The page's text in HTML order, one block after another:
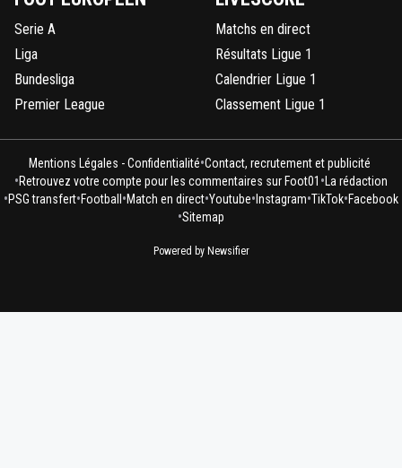
Serie A
Liga
Bundesliga
Premier League
Matchs en direct
Résultats Ligue 1
Calendrier Ligue 1
Classement Ligue 1
Mentions Légales - Confidentialité•Contact, recrutement et publicité
•Retrouvez votre compte pour les commentaires sur Foot01 • La rédaction
•PSG transfert•Football •Match en direct•Youtube• Instagram•TikTok•Facebook
•Sitemap
Powered by Newsifier